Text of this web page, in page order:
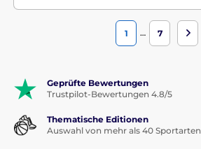
1 … 7
Geprüfte Bewertungen
Trustpilot-Bewertungen 4.8/5
Thematische Editionen
Auswahl von mehr als 40 Sportarten